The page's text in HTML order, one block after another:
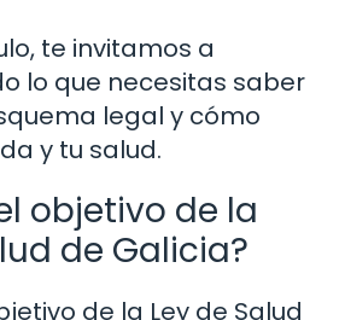
te invitamos a
lo que necesitas saber
legal y cómo
y tu salud.
objetivo de la
de Galicia?
de la Ley de Salud